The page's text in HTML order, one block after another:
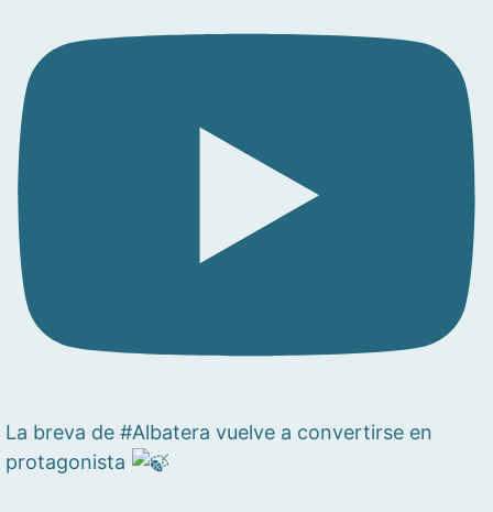
La breva de #Albatera vuelve a convertirse en
protagonista